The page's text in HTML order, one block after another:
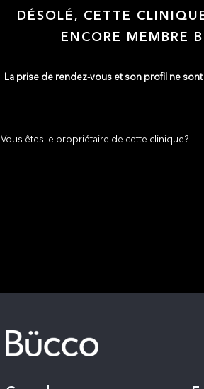
DÉSOLÉ, CETTE
ENCORE MEMBRE
La prise de rendez-vous et son profil ne
Vous êtes le propriétaire de cette clinique?